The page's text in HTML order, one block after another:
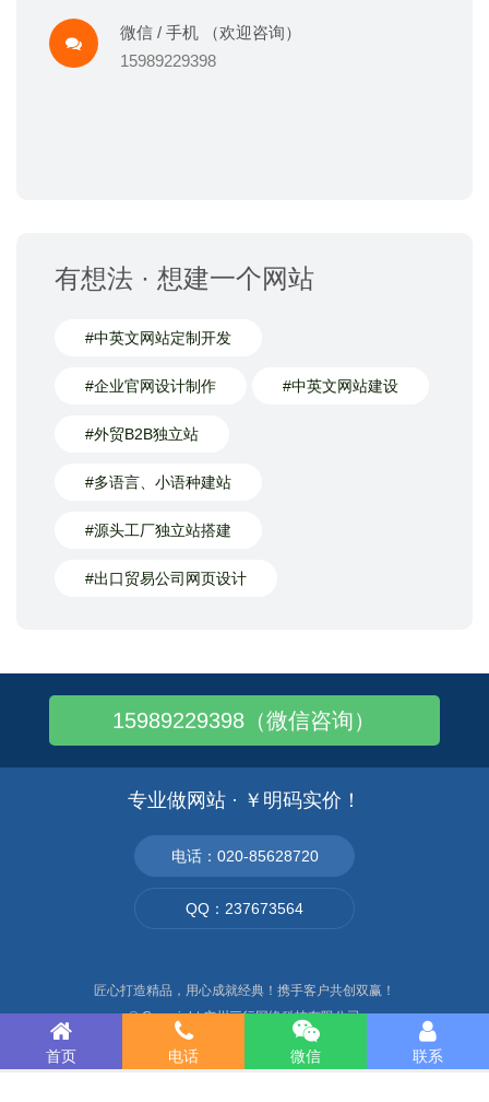
微信 / 手机 （欢迎咨询）
15989229398
#中英文网站定制开发
#外贸B2B独立站
#多语言、小语种建站
#源头工厂独立站搭建
首页 电话 微信 联系